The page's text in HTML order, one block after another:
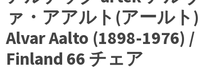
ァ・アアルト(アールト)
Alvar Aalto (1898-1976) /
Finland 66 チェア